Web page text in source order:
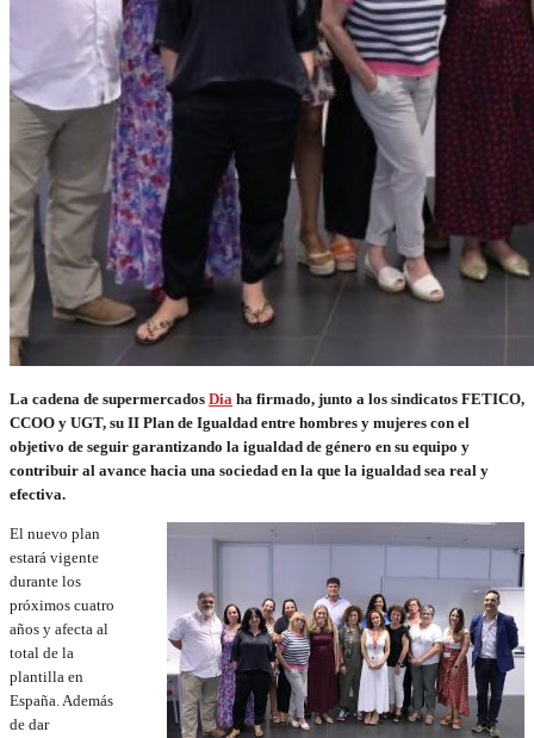
La cadena de supermercados Dia ha firmado, junto a los sindicatos FETICO,
CCOO y UGT, su II Plan de Igualdad entre hombres y mujeres con el
objetivo de seguir garantizando la igualdad de género en su equipo y
contribuir al avance hacia una sociedad en la que la igualdad sea real y
efectiva.
El nuevo plan
estará vigente
durante los
próximos cuatro
años y afecta al
total de la
plantilla en
España. Además
de dar